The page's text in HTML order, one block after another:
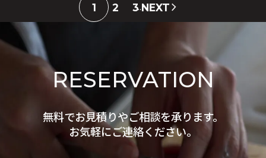
1 2 3…NEXT
RESERVATION
無料でお見積りやご相談を承ります。
お気軽にご連絡ください。